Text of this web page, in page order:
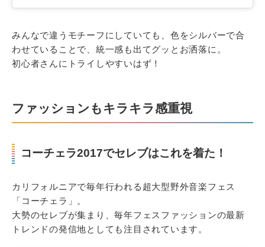
みんなで違うモチーフにしていても、色をシルバーで合
わせていることで、統一感も出てグッとお洒落に。
初心者さんにトライしやすいはず！
ファッションもキラキラ感重視
コーチェラ2017でセレブはこれを着た！
カリフォルニアで毎年行われる超大型野外音楽フェス
「コーチェラ」。
大勢のセレブが集まり、毎年フェスファッションの最新
トレンドの発信地としても注目されています。